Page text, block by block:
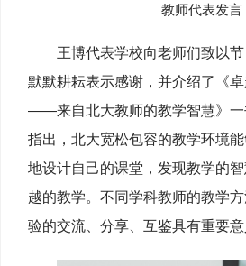
教师代表发言
王博代表学校向老师们致以
默默耕耘表示感谢，并介绍了《
——来自北大教师的教学智慧》一
指出，北大宽松包容的教学环境
地设计自己的课堂，发现教学的
越的教学。不同学科教师的教学
验的交流、分享、互鉴具有重要意